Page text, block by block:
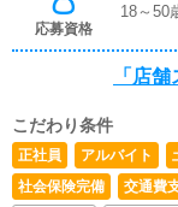
応募資格
18～50
「店舗
こだわり条件
正社員 アルバイト
社会保険完備
交通費